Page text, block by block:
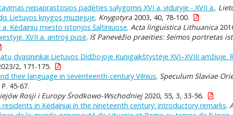
nepaprastosios padėties sąlygomis XVI a. viduryje - XVII a..
Lietuvos knygos muziejuje. Knygotyra2003, 40, 78-100.
Kėdainių miesto istorijos šaltiniuose. Acta linguistica Lithuanica
XVII a. antroji pusė. Iš Panevėžio praeities: šeimos portretas
dvasininkai Lietuvos Didžiojoje Kunigaikštystėje XVI–XVIII amžiuje.
2, 171-175.
their language in seventeenth-century Vilnius. Speculum Slaviae
45-67.
Rosji i Europy Środkowo-Wschodniej2020, 55, 3, 33-56.
in Kėdainiai in the nineteenth century: introductory remarks.